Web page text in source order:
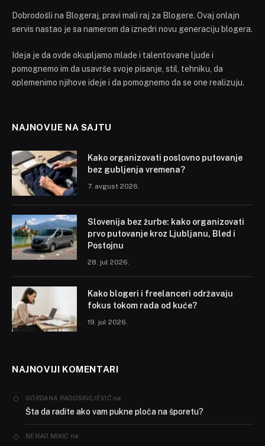
Dobrodošli na Blogeraj, pravi mali raj za Blogere. Ovaj onlajn
servis nastao je sa namerom da iznedri novu generaciju blogera.
Ideja je da ovde okupljamo mlade i talentovane ljude i
pomognemo im da usavrše svoje pisanje, stil, tehniku, da
oplemenimo njihove ideje i da pomognemo da se one realizuju.
NAJNOVIJE NA SAJTU
Kako organizovati poslovno putovanje
bez gubljenja vremena?
7. avgust 2026.
Slovenija bez žurbe: kako organizovati
prvo putovanje kroz Ljubljanu, Bled i
Postojnu
28. jul 2026.
Kako blogeri i freelanceri održavaju
fokus tokom rada od kuće?
19. jul 2026.
NAJNOVIJI KOMENTARI
GORDANA RADOSAVLJEVIĆna
Šta da radite ako vam pukne ploča na šporetu?
NENAD MIKIC na